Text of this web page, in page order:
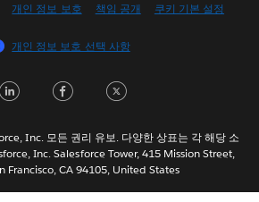
Français (Canada)
Italiano
Nederlands
Português
개인 정보 보호 책임 공개 쿠키 기본 설정
개인 정보 보호 선택 사항
LinkedInFacebook
Inc. 모든 권리 유보. 다양한 상표는 각 해당 소
Inc. Salesforce Tower, 415 Mission Street,
Francisco, CA 94105, United States